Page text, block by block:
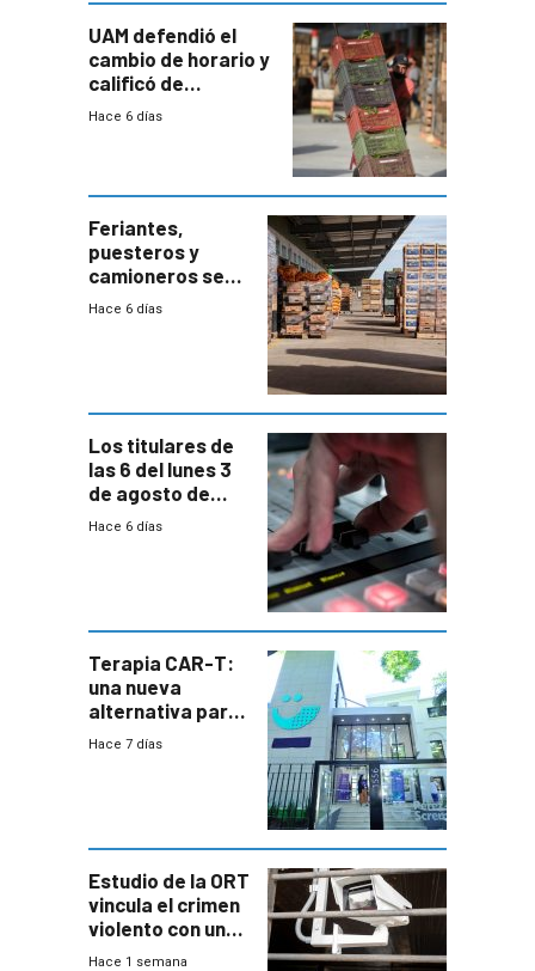
UAM defendió el
cambio de horario y
calificó de
“desproporcionado”
Hace 6 días
Feriantes,
puesteros y
camioneros se
movilizaron en
Hace 6 días
Los titulares de
las 6 del lunes 3
de agosto de
2026
Hace 6 días
Terapia CAR-T:
una nueva
alternativa para
niños y
Hace 7 días
Estudio de la ORT
vincula el crimen
violento con una
menor creación
Hace 1 semana